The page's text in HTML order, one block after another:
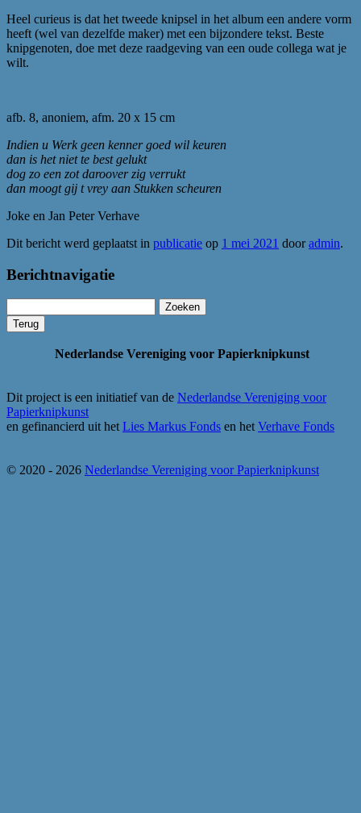
Heel curieus is dat het tweede knipsel in het album een andere vorm
heeft (wel van dezelfde maker) met een bijzondere tekst. Beste
knipgenoten, doe met deze raadgeving van een oude collega wat je
wilt.
afb. 8, anoniem, afm. 20 x 15 cm
Indien u Werk geen kenner goed wil keuren
dan is het niet te best gelukt
dog zo een zot daroover zig verrukt
dan moogt gij t vrey aan Stukken scheuren
Joke en Jan Peter Verhave
Dit bericht werd geplaatst in publicatie op 1 mei 2021 dooradmin.
Berichtnavigatie
naar:
Nederlandse Vereniging voor Papierknipkunst
Dit project is een initiatief van de Nederlandse Vereniging voor
Papierknipkunst
en gefinancierd uit het Lies Markus Fonds en het Verhave Fonds
© 2020 - 2026 Nederlandse Vereniging voor Papierknipkunst